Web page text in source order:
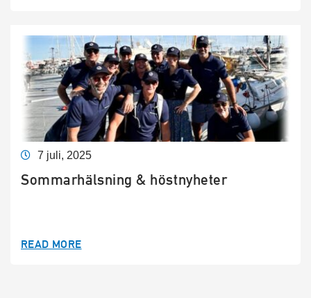
7 juli, 2025
Sommarhälsning & höstnyheter
READ MORE